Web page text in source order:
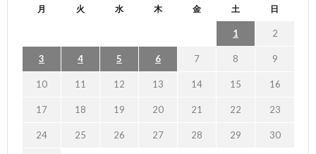
月 火 水 木 金 土 日
1 2
3 4 5 6 7 8 9
10 11 12 13 14 15 16
17 18 19 20 21 22 23
24 25 26 27 28 29 30